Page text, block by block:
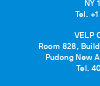
NY
Tel.
VELP
Room 828,
Pudong New
Tel.